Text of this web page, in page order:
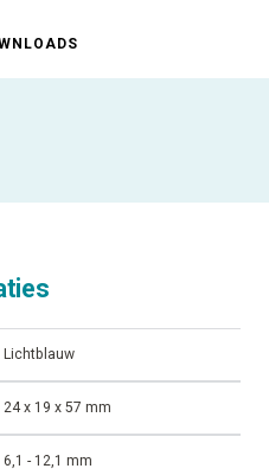
Lichtblauw
24 x 19 x 57 mm
6,1 - 12,1 mm